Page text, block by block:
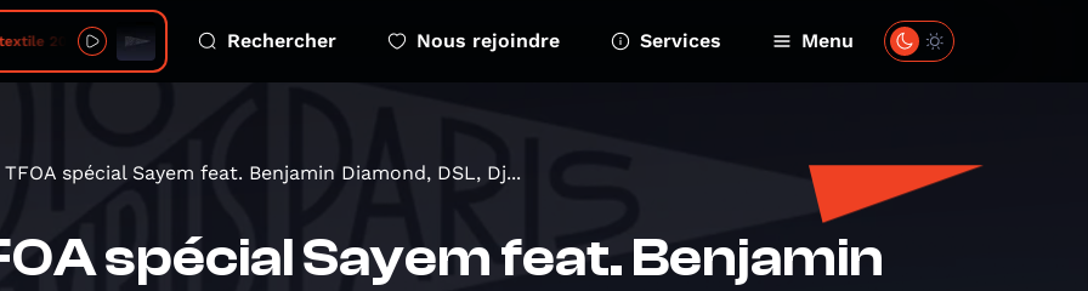
2026 08 07 6 parler denfance avec du reemploi
Rechercher Nous rejoindre Services Menu
TFOA spécial Sayem feat. Benjamin Diamond, DSL, Dj...
spécial Sayem feat. Benjamin